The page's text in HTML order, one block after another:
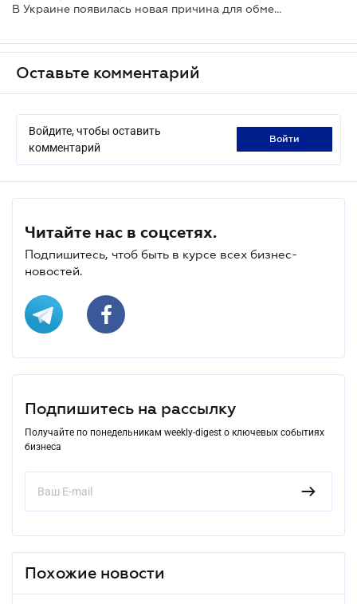
В Украине появилась новая причина для обмена удостоверения водителя и техпаспорта
Оставьте комментарий
Войдите, чтобы оставить
комментарий
войти
Читайте нас в соцсетях.
Подпишитесь, чтоб быть в курсе всех бизнес-
новостей.
Подпишитесь на рассылку
Получайте по понедельникам weekly-digest о ключевых событиях
бизнеса
Похожие новости